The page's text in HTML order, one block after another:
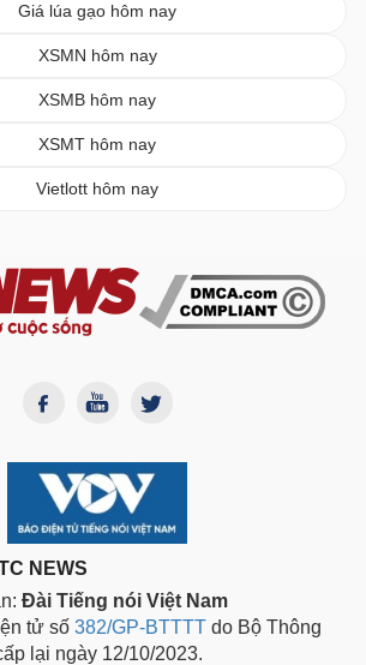
Giá lúa gạo hôm nay
XSMN hôm nay
XSMB hôm nay
XSMT hôm nay
Vietlott hôm nay
NEWS
Đài Tiếng nói Việt Nam
tử số 382/GP-BTTTT do Bộ Thông
lại ngày 12/10/2023.